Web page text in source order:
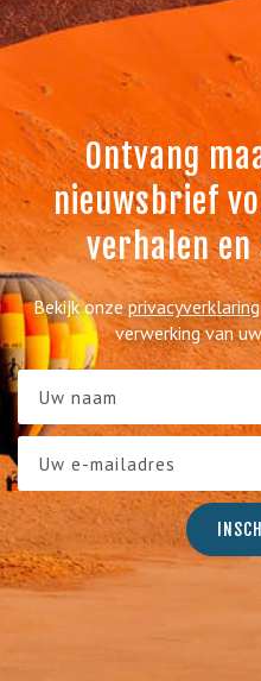
Ontvang
nieuwsbrief
verhalen en
Bekijk onzeprivacyverklaring
verwerking van